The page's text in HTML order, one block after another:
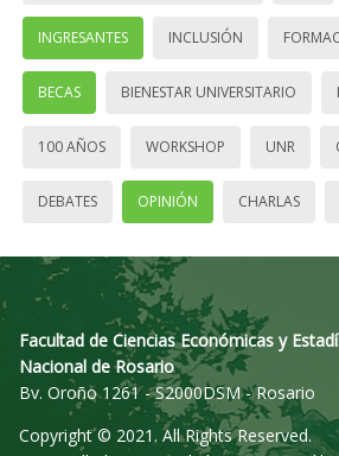
INGRESANTES INCLUSIÓN
BECAS BIENESTAR UNIVERSITARIO
100 AÑOS WORKSHOP UNR
DEBATES OPINIÓN CHARLAS
Facultad de Ciencias Económicas y
Nacional de Rosario
Bv. Oroño 1261 - S2000DSM - Rosario
Copyright © 2021. All Rights Reserved.